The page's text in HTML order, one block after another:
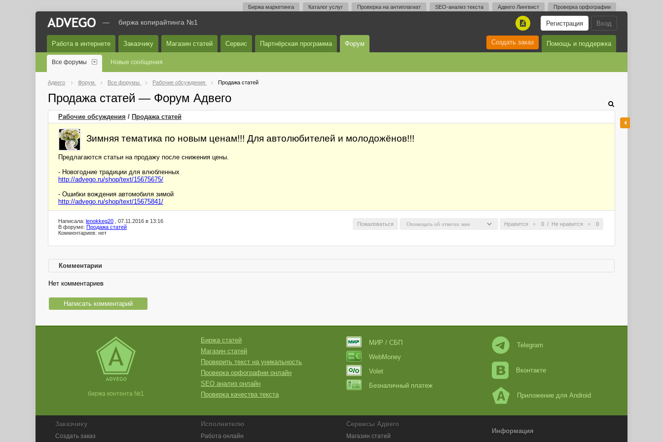
Биржа маркетинга Каталог услуг Проверка на антиплагиат SEO-анализ текста Адвего Лингвист Проверка орфографии
Вход
Регистрация
A
— биржа копирайтинга №1
Работа в интернете Заказчику Магазин статей Сервис Партнёрская программа Форум Помощь и поддержка
Создать заказ
Все форумы Новые сообщения
Адвего Форум Все форумы Рабочие обсуждения Продажа статей
Продажа статей — Форум Адвего
Рабочие обсуждения / Продажа статей
Зимняя тематика по новым ценам!!! Для автолюбителей и молодожёнов!!!
Предлагаются статьи на продажу после снижения цены.
- Новогодние традиции для влюбленных
http://advego.ru/shop/text/15675675/
- Ошибки вождения автомобиля зимой
http://advego.ru/shop/text/15675841/
Нравится 0 / Не нравится 0
Пожаловаться
Написала: lenokkeg20 , 07.11.2016 в 13:16
В форуме: Продажа статей
Комментариев: нет
Комментарии
Нет комментариев
Написать комментарий
биржа контента №1
Биржа статей
Магазин статей
Проверить текст на уникальность
Проверка орфографии онлайн
SEO анализ онлайн
Проверка качества текста
МИР / СБП
WebMoney
Volet
Безналичный платеж
Telegram
Вконтакте
Приложение для Android
Заказчику
Создать заказ
Исполнителю
Работа онлайн
Сервисы Адвего
Магазин статей
Информация